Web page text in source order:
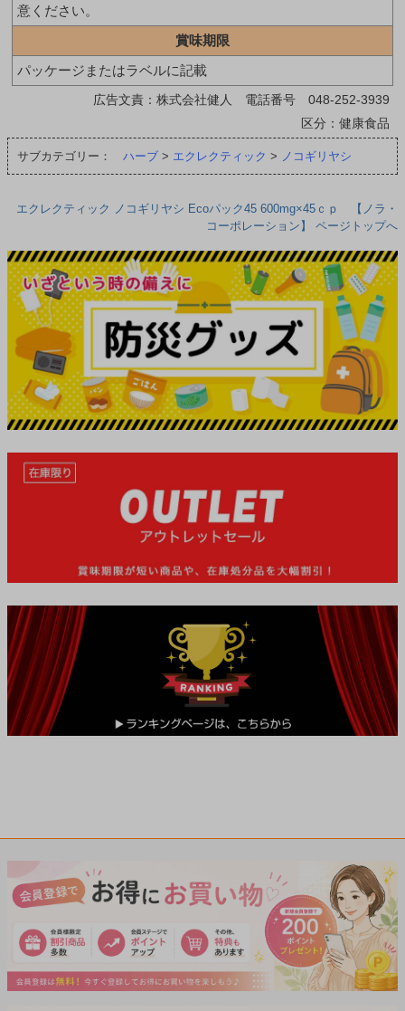
意ください。
賞味期限
パッケージまたはラベルに記載
広告文責：株式会社健人 電話番号 048-252-3939
区分：健康食品
サブカテゴリー： ハーブ > エクレクティック > ノコギリヤシ
エクレクティック ノコギリヤシ Ecoパック45 600mg×45ｃｐ 【ノラ・
コーポレーション】 ページトップへ